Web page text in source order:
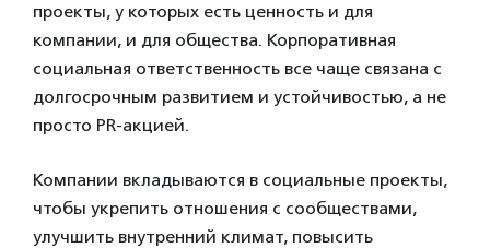
проекты, у которых есть ценность и для
компании, и для общества. Корпоративная
социальная ответственность все чаще связана с
долгосрочным развитием и устойчивостью, а не
просто PR-акцией.
Компании вкладываются в социальные проекты,
чтобы укрепить отношения с сообществами,
улучшить внутренний климат, повысить